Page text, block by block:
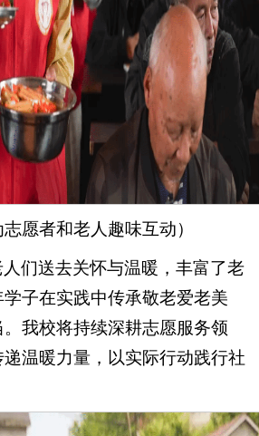
志愿者和老人趣味互动）
们送去关怀与温暖，丰富了老
子在实践中传承敬老爱老美
我校将持续深耕志愿服务领
温暖力量，以实际行动践行社